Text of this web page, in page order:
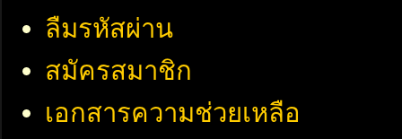
ลืมรหัสผ่าน
สมัครสมาชิก
เอกสารความช่วยเหลือ